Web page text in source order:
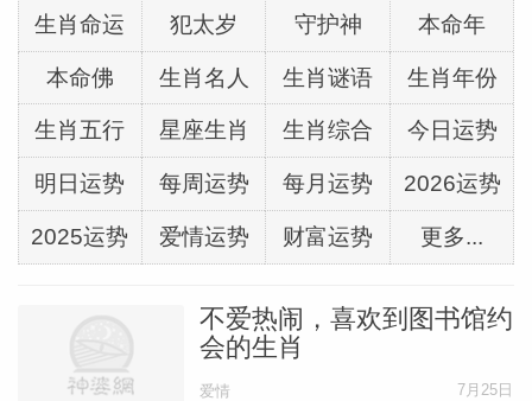
生肖命运 犯太岁 守护神 本命年
本命佛 生肖名人 生肖谜语 生肖年份
生肖五行 星座生肖 生肖综合 今日运势
明日运势 每周运势 每月运势 2026运势
2025运势 爱情运势 财富运势 更多...
不爱热闹，喜欢到图书馆约
会的生肖
爱情 7月25日